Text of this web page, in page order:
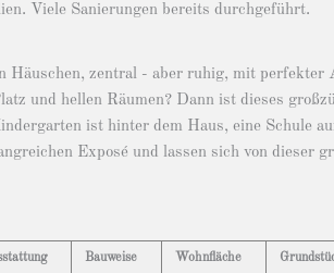
Viele Sanierungen bereits durchgeführt.
Häuschen, zentral - aber ruhig, mit
und hellen Räumen? Dann ist dieses
ist hinter dem Haus, eine Schule
Exposé und lassen sich von dieser
Bauweise
Wohnfläche